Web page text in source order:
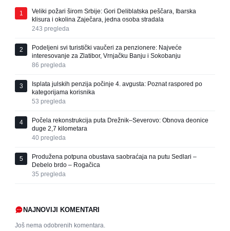
1
Veliki požari širom Srbije: Gori Deliblatska peščara, Ibarska
klisura i okolina Zaječara, jedna osoba stradala
243 pregleda
2
Podeljeni svi turistički vaučeri za penzionere: Najveće
interesovanje za Zlatibor, Vrnjačku Banju i Sokobanju
86 pregleda
3
Isplata julskih penzija počinje 4. avgusta: Poznat raspored po
kategorijama korisnika
53 pregleda
4
Počela rekonstrukcija puta Drežnik–Severovo: Obnova deonice
duge 2,7 kilometara
40 pregleda
5
Produžena potpuna obustava saobraćaja na putu Sedlari –
Debelo brdo – Rogačica
35 pregleda
NAJNOVIJI KOMENTARI
Još nema odobrenih komentara.